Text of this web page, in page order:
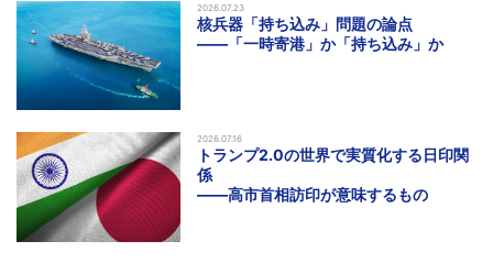
2026.07.23
核兵器「持ち込み」問題の論点
――「一時寄港」か「持ち込み」か
2026.07.16
トランプ2.0の世界で実質化する日印関
係
――高市首相訪印が意味するもの